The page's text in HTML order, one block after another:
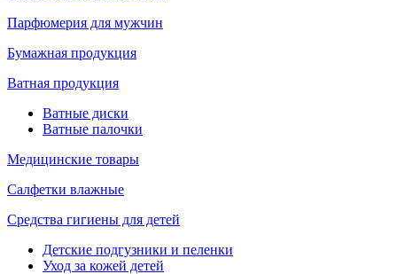
Парфюмерия для мужчин
Бумажная продукция
Ватная продукция
Ватные диски
Ватные палочки
Медицинские товары
Салфетки влажные
Средства гигиены для детей
Детские подгузники и пеленки
Уход за кожей детей